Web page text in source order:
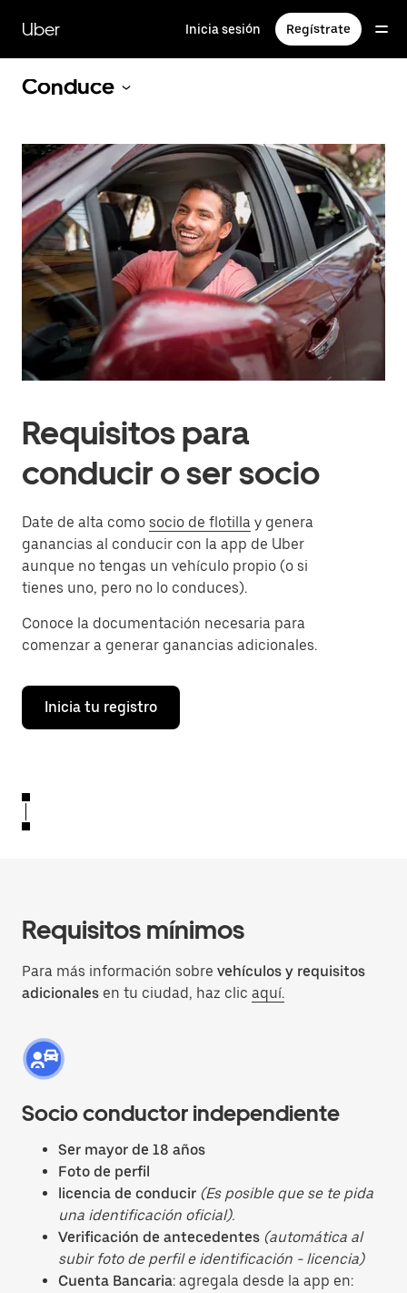
contenido
principal
Uber Inicia sesión Regístrate
Conduce
Requisitos para
conducir o ser socio
Date de alta como socio de flotilla y genera
ganancias al conducir con la app de Uber
aunque no tengas un vehículo propio (o si
tienes uno, pero no lo conduces).
Conoce la documentación necesaria para
comenzar a generar ganancias adicionales.
Inicia tu registro
Requisitos mínimos
Para más información sobre vehículos y requisitos
adicionales en tu ciudad, haz clic aquí.
Socio conductor independiente
Ser mayor de 18 años
Foto de perfil
licencia de conducir (Es posible que se te pida
una identificación oficial).
Verificación de antecedentes (automática al
subir foto de perfil e identificación - licencia)
Cuenta Bancaria: agregala desde la app en: